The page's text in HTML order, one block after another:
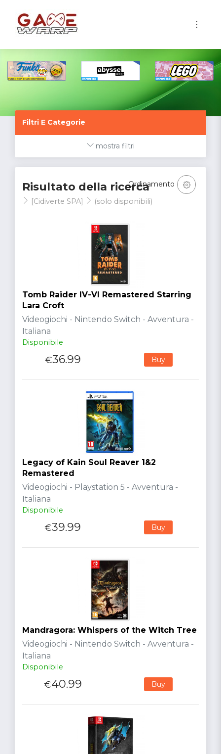
Filtri E Categorie
mostra filtri
Risultato della ricerca
[Cidiverte SPA] (solo disponibili)
Ordinamento
Tomb Raider IV-VI Remastered Starring
Lara Croft
Videogiochi - Nintendo Switch - Avventura -
Italiana
Disponibile
€36.99 Buy
Legacy of Kain Soul Reaver 1&2
Remastered
Videogiochi - Playstation 5 - Avventura -
Italiana
Disponibile
€39.99 Buy
Mandragora: Whispers of the Witch Tree
Videogiochi - Nintendo Switch - Avventura -
Italiana
Disponibile
€40.99 Buy